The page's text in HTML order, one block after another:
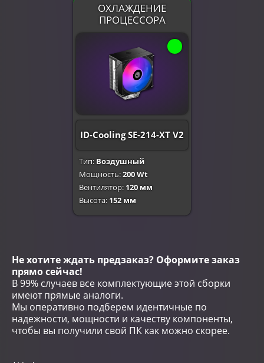
ОХЛАЖДЕНИЕ
ПРОЦЕССОРА
ID-Cooling SE-214-XT V2
Тип: Воздушный
Мощность:200 Wt
Вентилятор: 120 мм
Высота: 152 мм
Не хотите ждать предзаказ? Оформите заказ
прямо сейчас!
В 99% случаев все комплектующие этой сборки
имеют прямые аналоги.
Мы оперативно подберем идентичные по
надежности, мощности и качеству компоненты,
чтобы вы получили свой ПК как можно скорее.